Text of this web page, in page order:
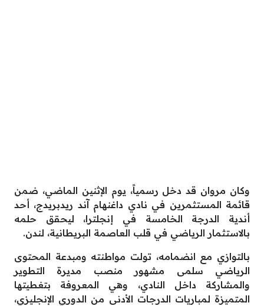
وكان مروان قد دخل رسمياً، يوم الإثنين الماضي، ضمن
قائمة المستثمرين في نادي داغنهام آند ريدبريدج، أحد
أندية الدرجة الخامسة في إنجلترا، ليحقق حلمه
بالاستثمار الرياضي في قلب العاصمة البريطانية، لندن.
بالتوازي مع انضمامه، تولت مواطنته ومبدعة المحتوى
الرياضي سلمى مشهور منصب مديرة التطوير
والمشاركة داخل النادي، وهي المعروفة بتغطيتها
المتميزة لمباريات الدرجات الأدنى من الدوري الإنجليزي،